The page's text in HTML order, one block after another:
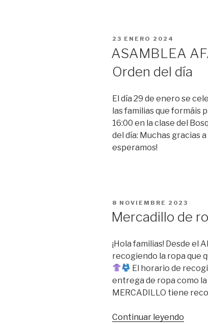
PUBLICADO
23 ENERO 2024
ASAMBLEA
Orden del día
El día 29 de enero se
las familias que formáis
16:00 en la clase del
del día: Muchas gracias
esperamos!
PUBLICADO
8 NOVIEMBRE 2023
Mercadillo de
¡Hola familias! Desde el
recogiendo la ropa que
El horario de
entrega de ropa como
MERCADILLO tiene
Continuar leyendo